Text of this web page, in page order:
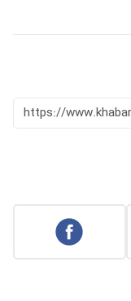
https://